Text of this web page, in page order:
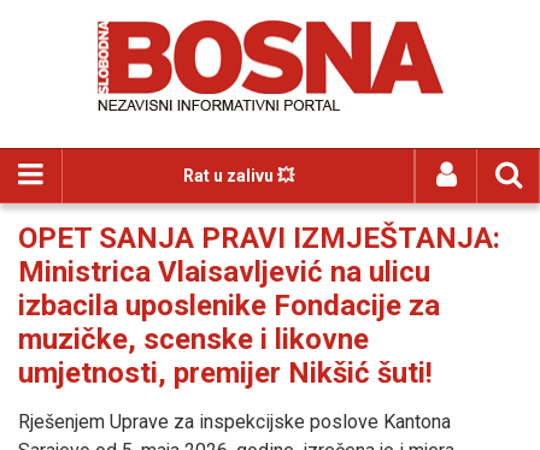
Rat u zalivu 💥
OPET SANJA PRAVI IZMJEŠTANJA:
Ministrica Vlaisavljević na ulicu
izbacila uposlenike Fondacije za
muzičke, scenske i likovne
umjetnosti, premijer Nikšić šuti!
Rješenjem Uprave za inspekcijske poslove Kantona